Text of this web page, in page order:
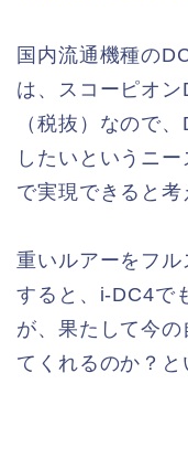
国内流通機種の
は、スコーピオ
（税抜）なので
したいというニ
で実現できると考
重いルアーをフ
すると、i-DC4で
が、果たして今
てくれるのか？と